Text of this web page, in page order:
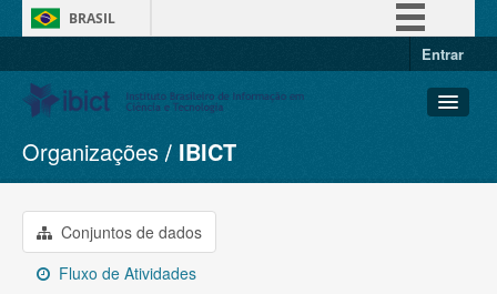
BRASIL
Entrar
Conjuntos de dados
Organizações
Grupos
Sobre
Organizações IBICT
Conjuntos de dados
Fluxo de Atividades